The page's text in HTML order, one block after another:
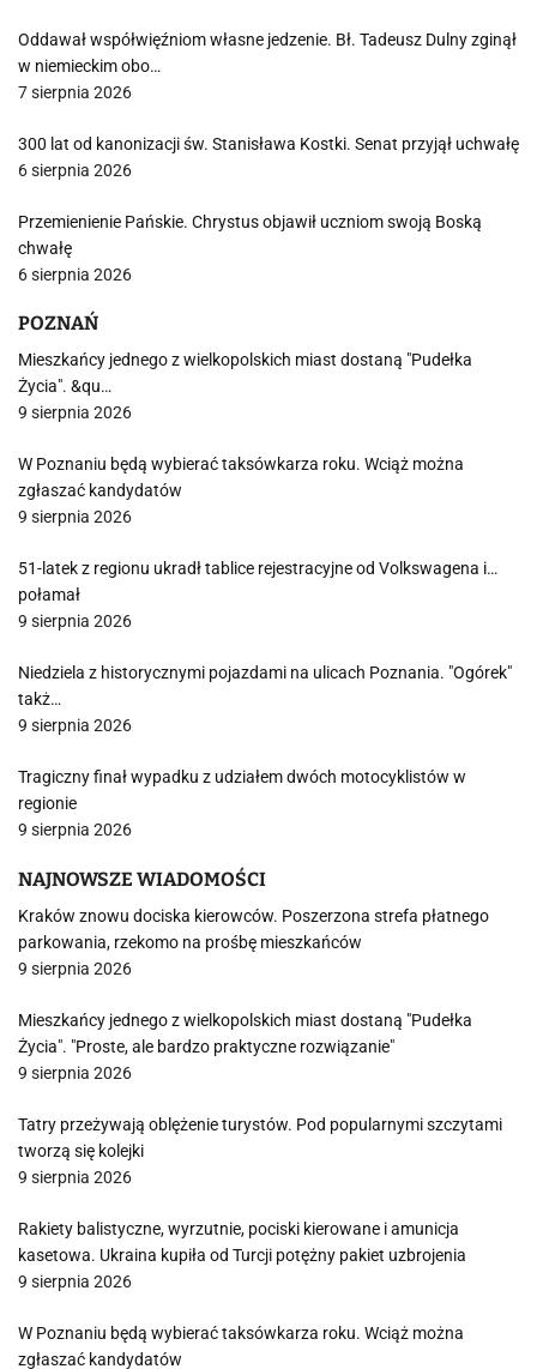
Oddawał współwięźniom własne jedzenie. Bł. Tadeusz Dulny zginął
w niemieckim obo…
7 sierpnia 2026
300 lat od kanonizacji św. Stanisława Kostki. Senat przyjął uchwałę
6 sierpnia 2026
Przemienienie Pańskie. Chrystus objawił uczniom swoją Boską
chwałę
6 sierpnia 2026
POZNAŃ
Mieszkańcy jednego z wielkopolskich miast dostaną "Pudełka
Życia". &qu…
9 sierpnia 2026
W Poznaniu będą wybierać taksówkarza roku. Wciąż można
zgłaszać kandydatów
9 sierpnia 2026
51-latek z regionu ukradł tablice rejestracyjne od Volkswagena i…
połamał
9 sierpnia 2026
Niedziela z historycznymi pojazdami na ulicach Poznania. "Ogórek"
takż…
9 sierpnia 2026
Tragiczny finał wypadku z udziałem dwóch motocyklistów w
regionie
9 sierpnia 2026
NAJNOWSZE WIADOMOŚCI
Kraków znowu dociska kierowców. Poszerzona strefa płatnego
parkowania, rzekomo na prośbę mieszkańców
9 sierpnia 2026
Mieszkańcy jednego z wielkopolskich miast dostaną "Pudełka
Życia". "Proste, ale bardzo praktyczne rozwiązanie"
9 sierpnia 2026
Tatry przeżywają oblężenie turystów. Pod popularnymi szczytami
tworzą się kolejki
9 sierpnia 2026
Rakiety balistyczne, wyrzutnie, pociski kierowane i amunicja
kasetowa. Ukraina kupiła od Turcji potężny pakiet uzbrojenia
9 sierpnia 2026
W Poznaniu będą wybierać taksówkarza roku. Wciąż można
zgłaszać kandydatów